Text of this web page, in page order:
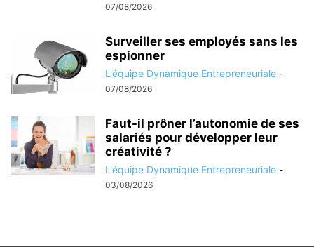
07/08/2026
Surveiller ses employés sans les
espionner
L'équipe Dynamique Entrepreneuriale -
07/08/2026
Faut-il prôner l’autonomie de ses
salariés pour développer leur
créativité ?
L'équipe Dynamique Entrepreneuriale -
03/08/2026